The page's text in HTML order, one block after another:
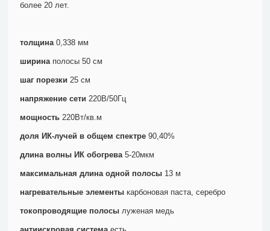
более 20 лет.
толщина0,338 мм
ширинаполосы 50 см
шаг порезки 25 см
напряжение сети 220В/50Гц
мощность 220Вт/кв.м
доля ИК-лучей в общем спектре 90,40%
длина волны ИК обогрева5-20мкм
максимальная длина одной полосы 13 м
нагревательные элементы карбоновая паста, серебро
токопроводящие полосы луженая медь